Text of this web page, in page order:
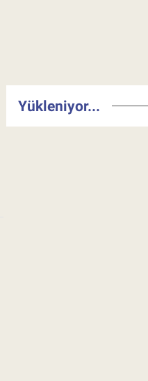
Yükleniyor...